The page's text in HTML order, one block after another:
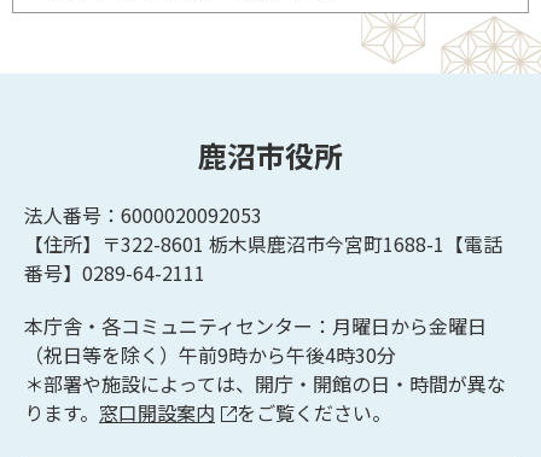
鹿沼市役所
法人番号：6000020092053
【住所】〒322-8601 栃木県鹿沼市今宮町1688-1【電話
番号】0289-64-2111
本庁舎・各コミュニティセンター：月曜日から金曜日
（祝日等を除く）午前9時から午後4時30分
＊部署や施設によっては、開庁・開館の日・時間が異な
ります。 窓口開設案内 をご覧ください。